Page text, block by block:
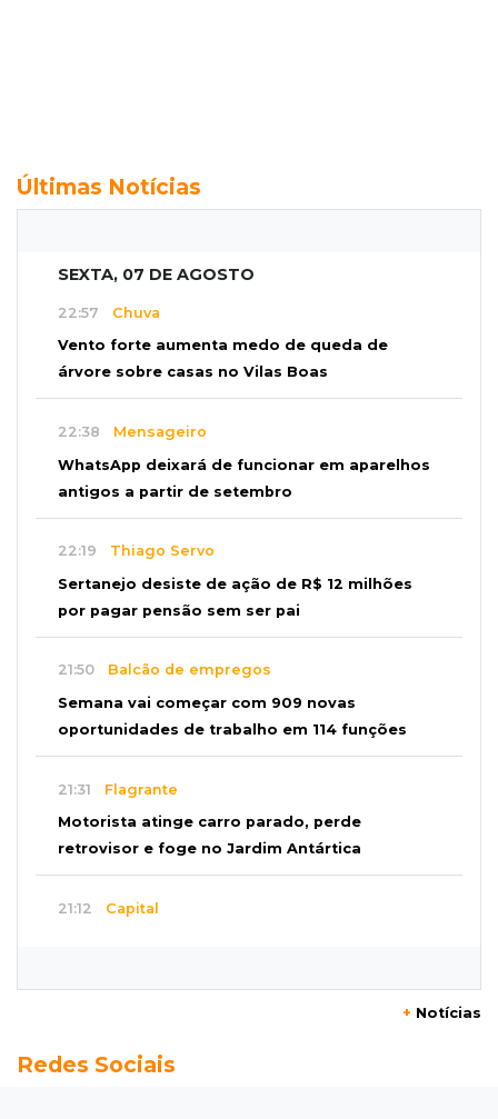
Últimas Notícias
SEXTA, 07 DE AGOSTO
22:57 Chuva
Vento forte aumenta medo de queda de
árvore sobre casas no Vilas Boas
22:38 Mensageiro
WhatsApp deixará de funcionar em aparelhos
antigos a partir de setembro
22:19 Thiago Servo
Sertanejo desiste de ação de R$ 12 milhões
por pagar pensão sem ser pai
21:50 Balcão de empregos
Semana vai começar com 909 novas
oportunidades de trabalho em 114 funções
21:31 Flagrante
Motorista atinge carro parado, perde
retrovisor e foge no Jardim Antártica
21:12 Capital
Ventania adia Botafogo x Fluminense pelo
+ Notícias
Redes Sociais